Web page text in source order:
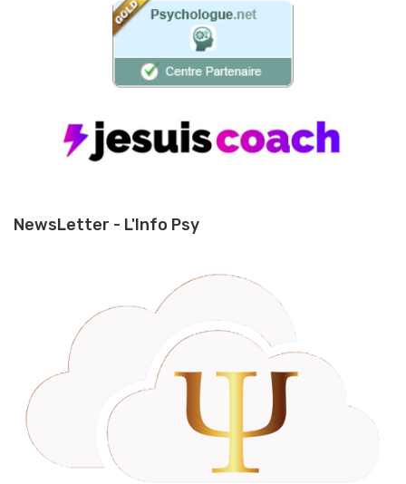
NewsLetter - L'Info Psy